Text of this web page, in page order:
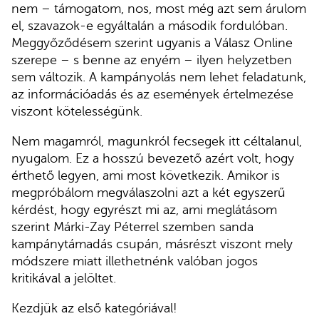
nem – támogatom, nos, most még azt sem árulom
el, szavazok-e egyáltalán a második fordulóban.
Meggyőződésem szerint ugyanis a Válasz Online
szerepe – s benne az enyém – ilyen helyzetben
sem változik. A kampányolás nem lehet feladatunk,
az információadás és az események értelmezése
viszont kötelességünk.
Nem magamról, magunkról fecsegek itt céltalanul,
nyugalom. Ez a hosszú bevezető azért volt, hogy
érthető legyen, ami most következik. Amikor is
megpróbálom megválaszolni azt a két egyszerű
kérdést, hogy egyrészt mi az, ami meglátásom
szerint Márki-Zay Péterrel szemben sanda
kampánytámadás csupán, másrészt viszont mely
módszere miatt illethetnénk valóban jogos
kritikával a jelöltet.
Kezdjük az első kategóriával!